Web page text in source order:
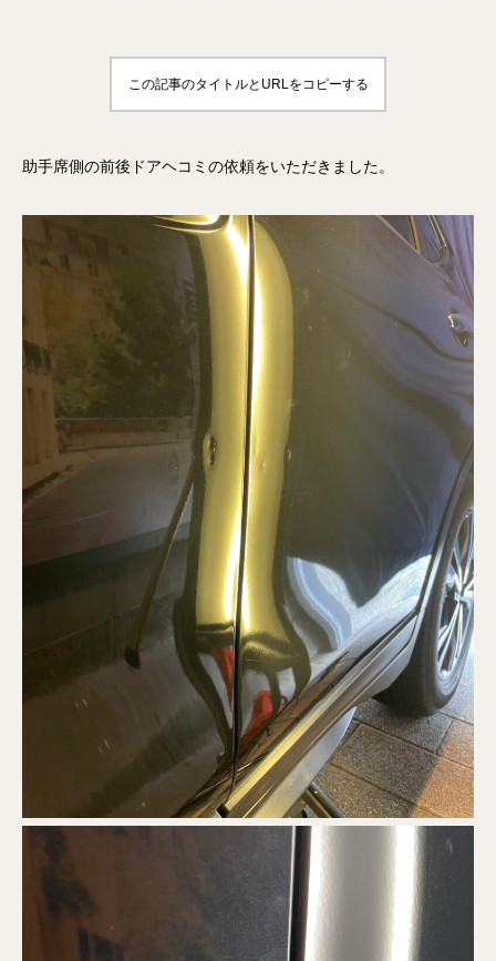
この記事のタイトルとURLをコピーする
助手席側の前後ドアヘコミの依頼をいただきました。